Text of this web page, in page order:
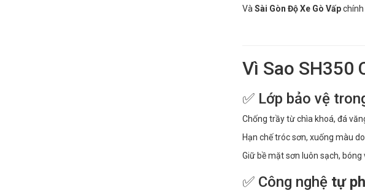
Và Sài Gòn Độ Xe Gò Vấpchính
Vì Sao SH350
✅ Lớp bảo vệ
Chống trầy từ chìa khoá, đá
Hạn chế tróc sơn, xuống màu
Giữ bề mặt sơn luôn sạch, bóng
✅ Công nghệ tự